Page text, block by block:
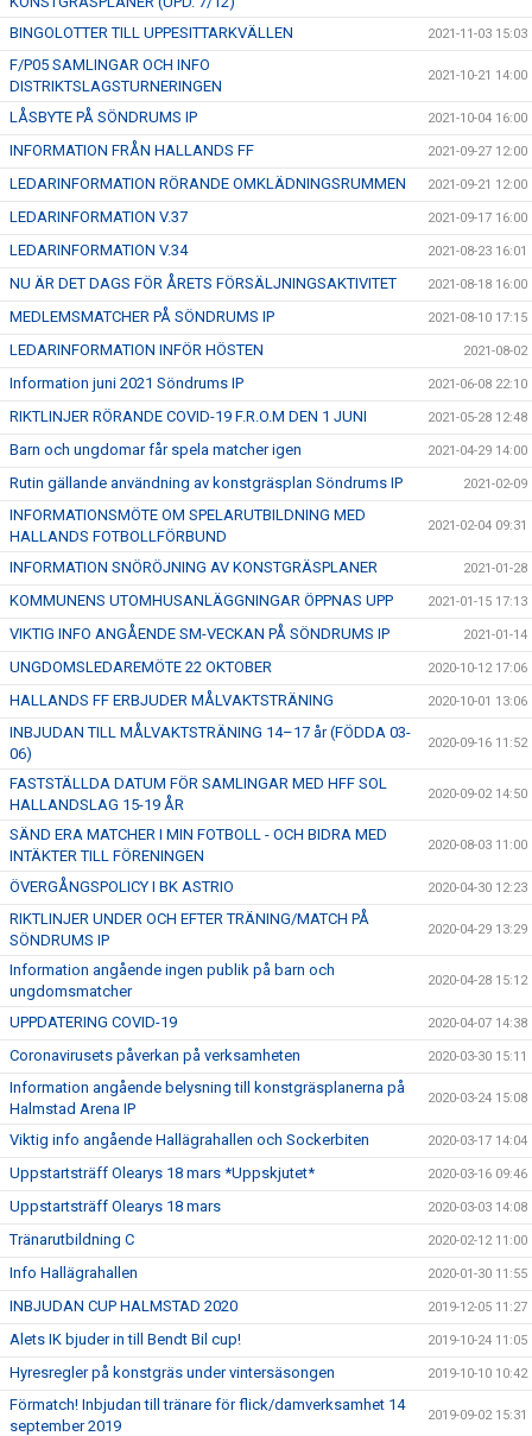
BINGOLOTTER TILL UPPESITTARKVÄLLEN
2021-11-03 15:03
F/P05 SAMLINGAR OCH INFO
DISTRIKTSLAGSTURNERINGEN
2021-10-21 14:00
LÅSBYTE PÅ SÖNDRUMS IP 2021-10-04 16:00
INFORMATION FRÅN HALLANDS FF 2021-09-27 12:00
LEDARINFORMATION RÖRANDE OMKLÄDNINGSRUMMEN 2021-09-21 12:00
LEDARINFORMATION V.37 2021-09-17 16:00
LEDARINFORMATION V.34 2021-08-23 16:01
NU ÄR DET DAGS FÖR ÅRETS FÖRSÄLJNINGSAKTIVITET 2021-08-18 16:00
MEDLEMSMATCHER PÅ SÖNDRUMS IP 2021-08-10 17:15
LEDARINFORMATION INFÖR HÖSTEN 2021-08-02
Information juni 2021 Söndrums IP 2021-06-08 22:10
RIKTLINJER RÖRANDE COVID-19 F.R.O.M DEN 1 JUNI 2021-05-28 12:48
Barn och ungdomar får spela matcher igen 2021-04-29 14:00
Rutin gällande användning av konstgräsplan Söndrums IP 2021-02-09
INFORMATIONSMÖTE OM SPELARUTBILDNING MED
HALLANDS FOTBOLLFÖRBUND
2021-02-04 09:31
INFORMATION SNÖRÖJNING AV KONSTGRÄSPLANER 2021-01-28
KOMMUNENS UTOMHUSANLÄGGNINGAR ÖPPNAS UPP 2021-01-15 17:13
VIKTIG INFO ANGÅENDE SM-VECKAN PÅ SÖNDRUMS IP 2021-01-14
UNGDOMSLEDAREMÖTE 22 OKTOBER 2020-10-12 17:06
HALLANDS FF ERBJUDER MÅLVAKTSTRÄNING 2020-10-01 13:06
INBJUDAN TILL MÅLVAKTSTRÄNING 14–17 år (FÖDDA 03-
06)
2020-09-16 11:52
FASTSTÄLLDA DATUM FÖR SAMLINGAR MED HFF SOL
HALLANDSLAG 15-19 ÅR
2020-09-02 14:50
SÄND ERA MATCHER I MIN FOTBOLL - OCH BIDRA MED
INTÄKTER TILL FÖRENINGEN
2020-08-03 11:00
ÖVERGÅNGSPOLICY I BK ASTRIO 2020-04-30 12:23
RIKTLINJER UNDER OCH EFTER TRÄNING/MATCH PÅ
SÖNDRUMS IP
2020-04-29 13:29
Information angående ingen publik på barn och
ungdomsmatcher
2020-04-28 15:12
UPPDATERING COVID-19 2020-04-07 14:38
Coronavirusets påverkan på verksamheten 2020-03-30 15:11
Information angående belysning till konstgräsplanerna på
Halmstad Arena IP
2020-03-24 15:08
Viktig info angående Hallägrahallen och Sockerbiten 2020-03-17 14:04
Uppstartsträff Olearys 18 mars *Uppskjutet* 2020-03-16 09:46
Uppstartsträff Olearys 18 mars 2020-03-03 14:08
Tränarutbildning C 2020-02-12 11:00
Info Hallägrahallen 2020-01-30 11:55
INBJUDAN CUP HALMSTAD 2020 2019-12-05 11:27
Alets IK bjuder in till Bendt Bil cup! 2019-10-24 11:05
Hyresregler på konstgräs under vintersäsongen 2019-10-10 10:42
Förmatch! Inbjudan till tränare för flick/damverksamhet 14
september 2019
2019-09-02 15:31